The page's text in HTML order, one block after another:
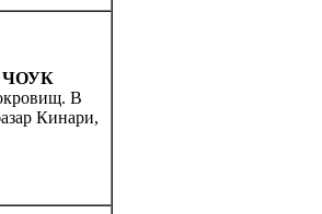
В
Кинари,